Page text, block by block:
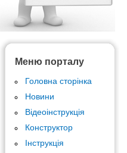
Меню порталу
Головна сторінка
Новини
Відеоінструкція
Конструктор
Інструкція